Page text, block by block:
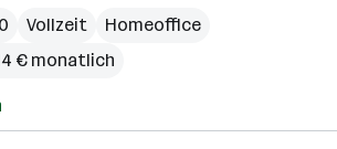
Vollzeit
Homeoffice
€ monatlich